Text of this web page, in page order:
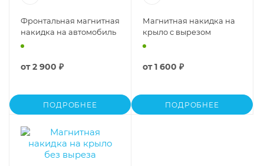
Фронтальная магнитная
накидка на автомобиль
от2 900 ₽
ПОДРОБНЕЕ
Магнитная накидка на
крыло с вырезом
от1 600 ₽
ПОДРОБНЕЕ